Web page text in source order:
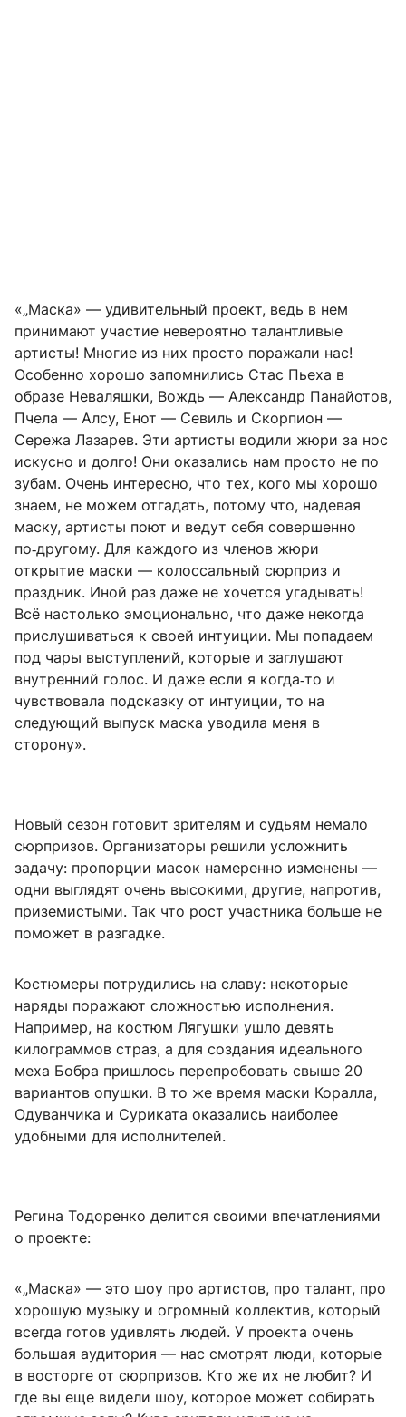
«„Маска» — удивительный проект, ведь в нем
принимают участие невероятно талантливые
артисты! Многие из них просто поражали нас!
Особенно хорошо запомнились Стас Пьеха в
образе Неваляшки, Вождь — Александр Панайотов,
Пчела — Алсу, Енот — Севиль и Скорпион —
Сережа Лазарев. Эти артисты водили жюри за нос
искусно и долго! Они оказались нам просто не по
зубам. Очень интересно, что тех, кого мы хорошо
знаем, не можем отгадать, потому что, надевая
маску, артисты поют и ведут себя совершенно
по‑другому. Для каждого из членов жюри
открытие маски — колоссальный сюрприз и
праздник. Иной раз даже не хочется угадывать!
Всё настолько эмоционально, что даже некогда
прислушиваться к своей интуиции. Мы попадаем
под чары выступлений, которые и заглушают
внутренний голос. И даже если я когда‑то и
чувствовала подсказку от интуиции, то на
следующий выпуск маска уводила меня в
сторону».
Новый сезон готовит зрителям и судьям немало
сюрпризов. Организаторы решили усложнить
задачу: пропорции масок намеренно изменены —
одни выглядят очень высокими, другие, напротив,
приземистыми. Так что рост участника больше не
поможет в разгадке.
Костюмеры потрудились на славу: некоторые
наряды поражают сложностью исполнения.
Например, на костюм Лягушки ушло девять
килограммов страз, а для создания идеального
меха Бобра пришлось перепробовать свыше 20
вариантов опушки. В то же время маски Коралла,
Одуванчика и Суриката оказались наиболее
удобными для исполнителей.
Регина Тодоренко делится своими впечатлениями
о проекте:
«„Маска» — это шоу про артистов, про талант, про
хорошую музыку и огромный коллектив, который
всегда готов удивлять людей. У проекта очень
большая аудитория — нас смотрят люди, которые
в восторге от сюрпризов. Кто же их не любит? И
где вы еще видели шоу, которое может собирать